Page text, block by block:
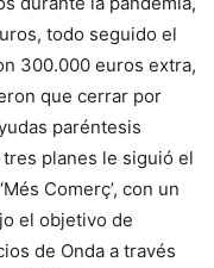
todo seguido el
300.000 euros extra,
que cerrar por
paréntesis
planes le siguió el
Comerç’, con un
el objetivo de
de Onda a través